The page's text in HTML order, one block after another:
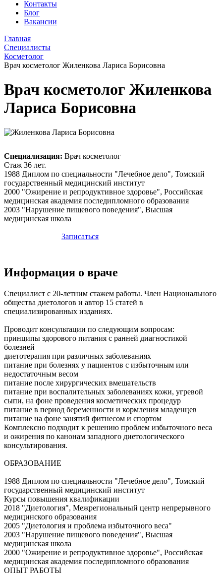
Контакты
Блог
Вакансии
Главная
Специалисты
Косметолог
Врач косметолог Жиленкова Лариса Борисовна
Врач косметолог Жиленкова
Лариса Борисовна
Специализация: Врач косметолог
Стаж 36 лет.
1988 Диплом по специальности "Лечебное дело", Томский
государственный медицинский институт
2000 "Ожирение и репродуктивное здоровье", Российская
медицинская академия последипломного образования
2003 "Нарушение пищевого поведения", Высшая
медицинская школа
Записаться
Информация о враче
Специалист с 20-летним стажем работы. Член Национального
общества диетологов и автор 15 статей в
специализированных изданиях.
Проводит консультации по следующим вопросам:
принципы здорового питания с ранней диагностикой
болезней
диетотерапия при различных заболеваниях
питание при болезнях у пациентов с избыточным или
недостаточным весом
питание после хирургических вмешательств
питание при воспалительных заболеваниях кожи, угревой
сыпи, на фоне проведения косметических процедур
питание в период беременности и кормления младенцев
питание на фоне занятий фитнесом и спортом
Комплексно подходит к решению проблем избыточного веса
и ожирения по канонам западного диетологического
консультирования.
ОБРАЗОВАНИЕ
1988 Диплом по специальности "Лечебное дело", Томский
государственный медицинский институт
Курсы повышения квалификации
2018 "Диетология", Межрегиональный центр непрерывного
медицинского образования
2005 "Диетология и проблема избыточного веса"
2003 "Нарушение пищевого поведения", Высшая
медицинская школа
2000 "Ожирение и репродуктивное здоровье", Российская
медицинская академия последипломного образования
ОПЫТ РАБОТЫ